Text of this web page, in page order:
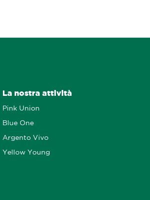
La nostra attività
Pink Union
Blue One
Argento Vivo
Yellow Young